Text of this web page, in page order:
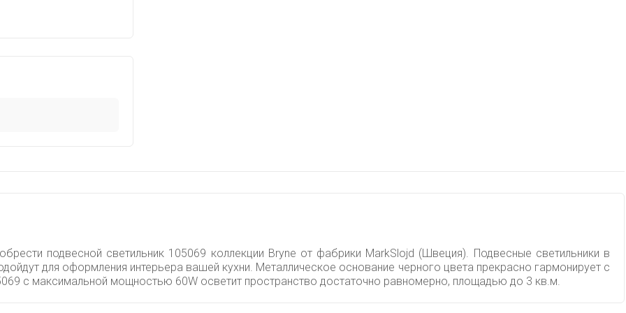
подвесной светильник 105069 коллекции Bryne от фабрики MarkSlojd (Швеция). Подвесные светильники в
для оформления интерьера вашей кухни. Металлическое основание черного цвета прекрасно гармонирует с
с максимальной мощностью 60W осветит пространство достаточно равномерно, площадью до 3 кв.м.